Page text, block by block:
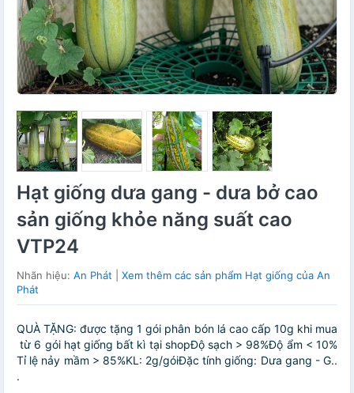
Hạt giống dưa gang - dưa bở cao
sản giống khỏe năng suất cao
VTP24
Nhãn hiệu: An Phát
Xem thêm các sản phẩm Hạt giống của An
Phát
QUÀ TẶNG: được tặng 1 gói phân bón lá cao cấp 10g khi mua
từ 6 gói hạt giống bất kì tại shopĐộ sạch > 98%Độ ẩm < 10%
Tỉ lệ nảy mầm > 85%KL: 2g/góiĐặc tính giống: Dưa gang - G..
.